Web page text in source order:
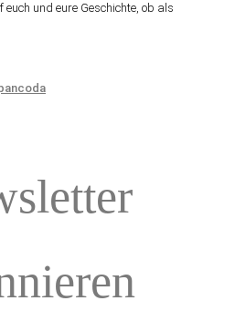
und eure Geschichte, ob als